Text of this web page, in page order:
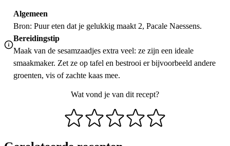
Algemeen
Bron: Puur eten dat je gelukkig maakt 2, Pacale Naessens.
Bereidingstip
Maak van de sesamzaadjes extra veel: ze zijn een ideale
smaakmaker. Zet ze op tafel en bestrooi er bijvoorbeeld andere
groenten, vis of zachte kaas mee.
Wat vond je van dit recept?